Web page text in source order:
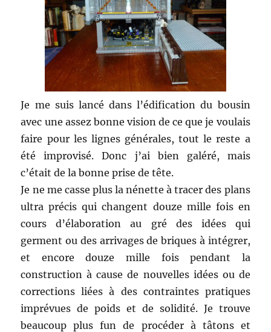
Je me suis lancé dans l’édification du bousin
avec une assez bonne vision de ce que je voulais
faire pour les lignes générales, tout le reste a
été improvisé. Donc j’ai bien galéré, mais
c’était de la bonne prise de tête.
Je ne me casse plus la nénette à tracer des plans
ultra précis qui changent douze mille fois en
cours d’élaboration au gré des idées qui
germent ou des arrivages de briques à intégrer,
et encore douze mille fois pendant la
construction à cause de nouvelles idées ou de
corrections liées à des contraintes pratiques
imprévues de poids et de solidité. Je trouve
beaucoup plus fun de procéder à tâtons et